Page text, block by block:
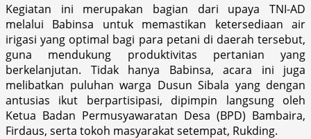
Kegiatan ini merupakan bagian dari upaya TNI-AD
melalui Babinsa untuk memastikan ketersediaan air
irigasi yang optimal bagi para petani di daerah tersebut,
guna mendukung produktivitas pertanian yang
berkelanjutan. Tidak hanya Babinsa, acara ini juga
melibatkan puluhan warga Dusun Sibala yang dengan
antusias ikut berpartisipasi, dipimpin langsung oleh
Ketua Badan Permusyawaratan Desa (BPD) Bambaira,
Firdaus, serta tokoh masyarakat setempat, Rukding.